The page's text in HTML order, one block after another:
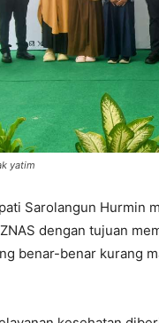
yatim
Sarolangun Hurmin
dengan tujuan
benar-benar kurang